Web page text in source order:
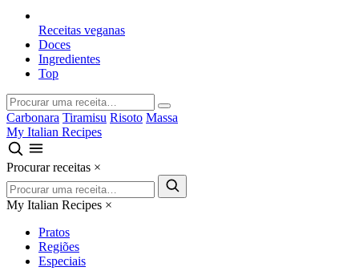
Receitas veganas
Doces
Ingredientes
Top
Carbonara Tiramisu Risoto Massa
My Italian Recipes
Procurar receitas ×
My Italian Recipes ×
Pratos
Regiões
Especiais